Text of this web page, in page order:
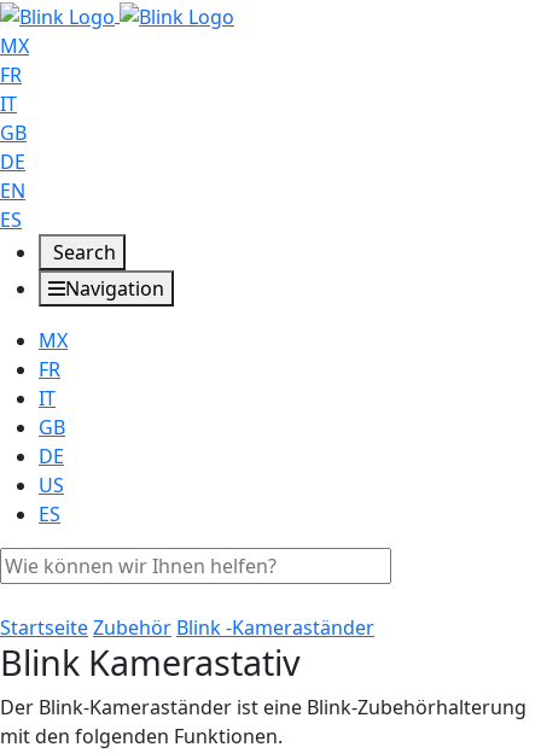
MX
FR
IT
GB
DE
EN
ES
Search
Navigation
MX
FR
IT
GB
DE
US
ES
StartseiteZubehör Blink -Kameraständer
Blink Kamerastativ
Der Blink-Kameraständer ist eine Blink-Zubehörhalterung
mit den folgenden Funktionen.